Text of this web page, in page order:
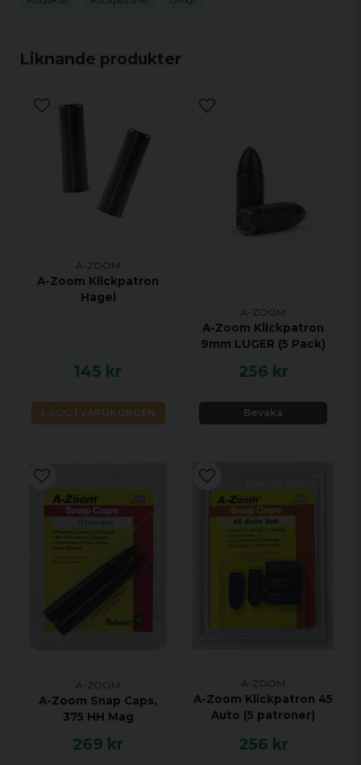
Liknande produkter
A-ZOOM
A-Zoom Klickpatron
Hagel
145 kr
LÄGG I VARUKORGEN
A-ZOOM
A-Zoom Klickpatron
9mm LUGER (5 Pack)
256 kr
Bevaka
A-ZOOM
A-Zoom Snap Caps,
375 HH Mag
269 kr
A-ZOOM
A-Zoom Klickpatron 45
Auto (5 patroner)
256 kr